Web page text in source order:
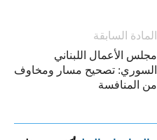
المادة السابقة
مجلس الأعمال اللبناني
السوري: تصحيح مسار ومخاوف
من المنافسة